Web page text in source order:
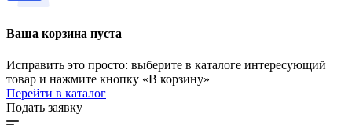
Ваша корзина пуста
Исправить это просто: выберите в каталоге интересующий
товар и нажмите кнопку «В корзину»
Перейти в каталог
Подать заявку